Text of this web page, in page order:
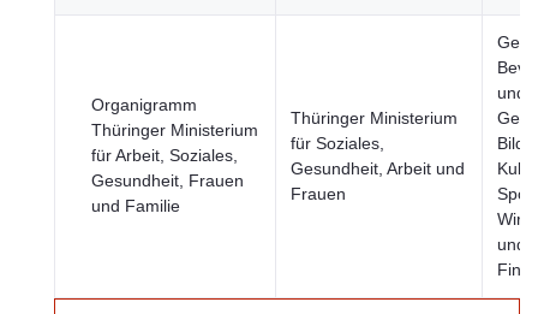
Organigramm
Thüringer Ministerium
für Arbeit, Soziales,
Gesundheit, Frauen
und Familie
Thüringer Ministerium
für Soziales,
Gesundheit, Arbeit und
Frauen
und
und